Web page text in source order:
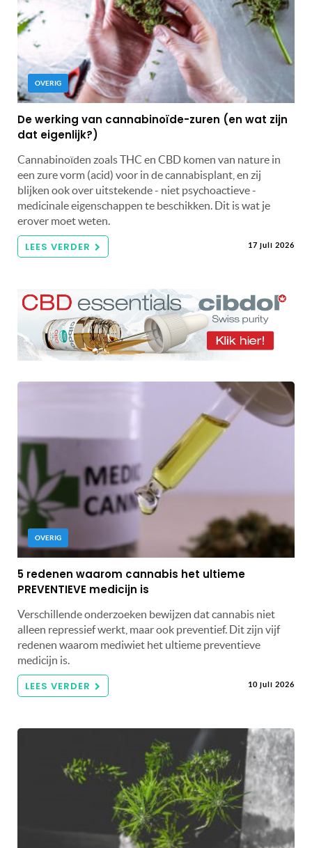
OVERIG
De werking van cannabinoïde-zuren (en wat zijn
dat eigenlijk?)
Cannabinoïden zoals THC en CBD komen van nature in
een zure vorm (acid) voor in de cannabisplant, en zij
blijken ook over uitstekende - niet psychoactieve -
medicinale eigenschappen te beschikken. Dit is wat je
erover moet weten.
LEES VERDER 17 juli 2026
OVERIG
5 redenen waarom cannabis het ultieme
PREVENTIEVE medicijn is
Verschillende onderzoeken bewijzen dat cannabis niet
alleen repressief werkt, maar ook preventief. Dit zijn vijf
redenen waarom mediwiet het ultieme preventieve
medicijn is.
LEES VERDER 10 juli 2026